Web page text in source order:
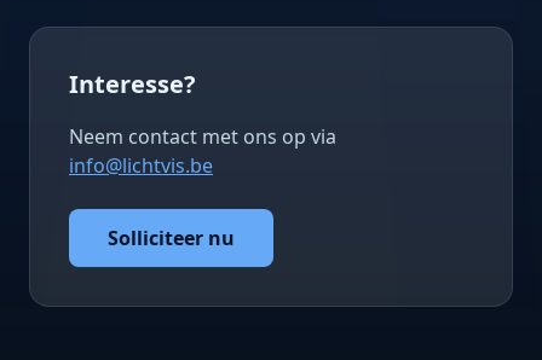
Interesse?
Neem contact met ons op via
info@lichtvis.be
Solliciteer nu